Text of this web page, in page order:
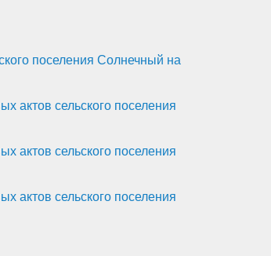
поселения Солнечный на
актов сельского поселения
актов сельского поселения
актов сельского поселения